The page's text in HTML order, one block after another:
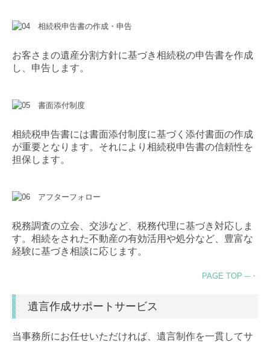
お客さま の遺産分割方針に基づき相続税の申告書を作成
し、申告します。
相続税申告書には書面添付制度に基づく添付書面の作成
が重要となります。それにより相続税申告書の信頼性を
担保します。
税務調査の立会、交渉など、税務代理に基づき対応しま
す。相続をされた不動産の有効活用や処分など、豊富な
経験に基づき相談に応じます。
PAGE TOP ─・
遺言作成サポートサービス
当事務所にお任せいただければ、遺言制作を一貫してサ